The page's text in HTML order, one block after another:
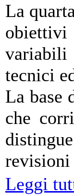
La
obiettivi
tecnici
La base
che
Leggi